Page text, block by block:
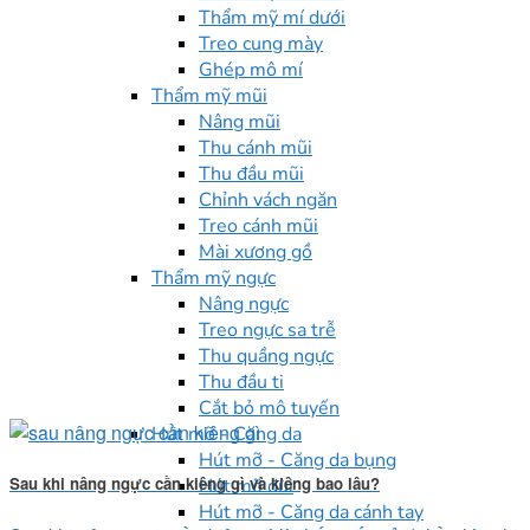
Thẩm mỹ mí dưới
Treo cung mày
Ghép mô mí
Thẩm mỹ mũi
Nâng mũi
Thu cánh mũi
Thu đầu mũi
Chỉnh vách ngăn
Treo cánh mũi
Mài xương gồ
Thẩm mỹ ngực
Nâng ngực
Treo ngực sa trễ
Thu quầng ngực
Thu đầu ti
Cắt bỏ mô tuyến
Hút mỡ - Căng da
Hút mỡ - Căng da bụng
Hút mỡ đùi
Hút mỡ - Căng da cánh tay
Sau khi nâng ngực cần kiêng gì và kiêng bao lâu?